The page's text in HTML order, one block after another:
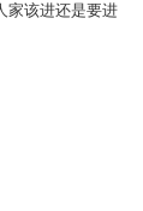
家该进还是要进